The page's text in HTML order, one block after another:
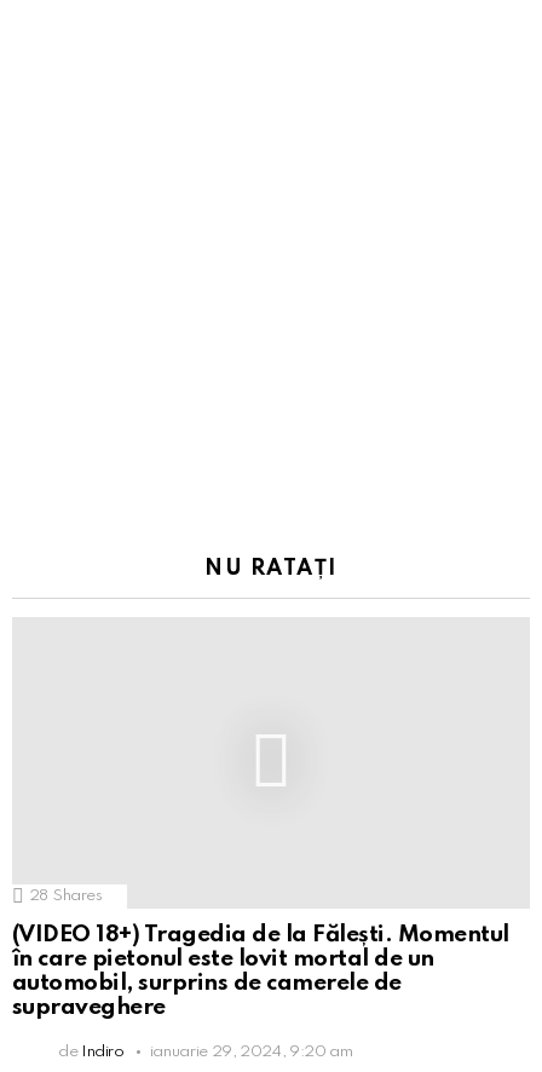
NU RATAȚI
28 Shares
(VIDEO 18+) Tragedia de la Fălești. Momentul
în care pietonul este lovit mortal de un
automobil, surprins de camerele de
supraveghere
de Indiro ianuarie 29, 2024, 9:20 am